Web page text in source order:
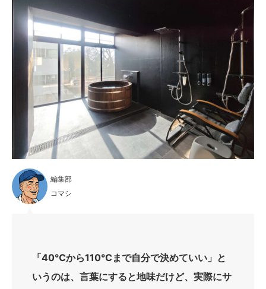
編集部
コマシ
「40℃から110℃まで自分で決めていい」と
いうのは、言葉にすると地味だけど、実際にサ